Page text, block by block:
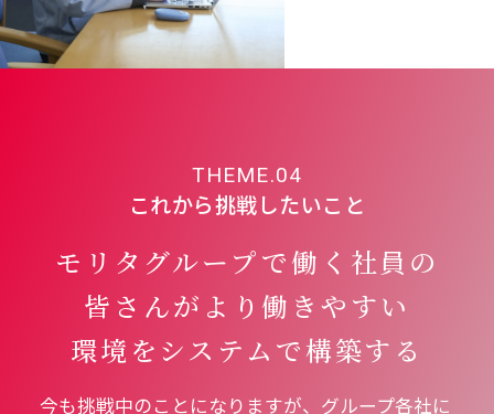
THEME.04
これから挑戦したいこと
モリタグループで働く社員の
皆さんが より働きやすい
環境をシステムで構築する
今も挑戦中のことになりますが、グループ各社に